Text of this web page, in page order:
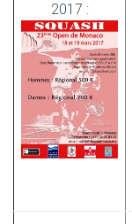
2017 :